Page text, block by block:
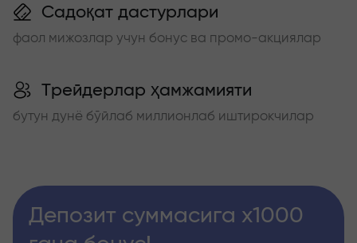
Садоқат дастурлари
фаол мижозлар учун бонус ва промо-акциялар
Трейдерлар ҳамжамияти
бутун дунё бўйлаб миллионлаб иштирокчилар
Депозит суммасига x1000